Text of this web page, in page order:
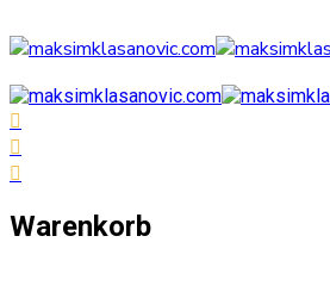
Warenkorb